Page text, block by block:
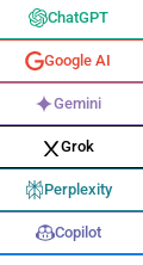
ChatGPT
Google AI
Gemini
Grok
Perplexity
Copilot